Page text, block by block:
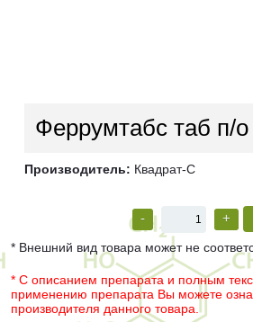
Феррумтабс таб п/
Производитель: Квадрат-С
- +
* Внешний вид товара может не
* С описанием препарата и полным
применению препарата Вы можете
производителя данного товара.